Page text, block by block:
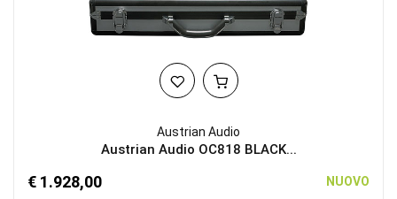
Austrian Audio
Austrian Audio OC818 BLACK...
€ 1.928,00 NUOVO